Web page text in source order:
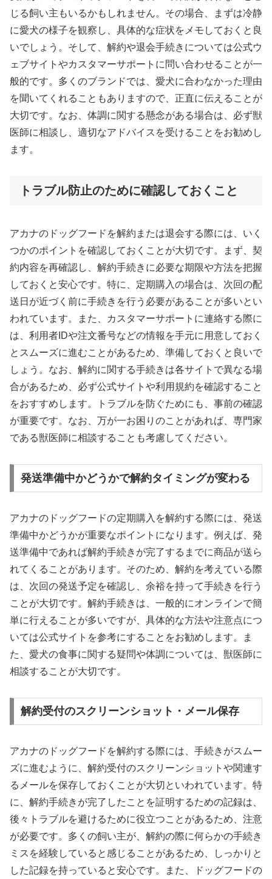
じる飼い主もいるかもしれません。その場合、まずは冷静
に愛犬の様子を観察し、具体的な症状をメモしておくと良
いでしょう。そして、解約や退会手続きについては公式ウ
ェブサイトやカスタマーサポートに問い合わせることが一
般的です。多くのブランドでは、愛犬に合わなかった理由
を聞いてくれることもありますので、正直に伝えることが
大切です。なお、体調に関する懸念がある場合は、必ず獣
医師に相談し、適切なアドバイスを受けることをお勧めし
ます。
トラブル防止のために確認しておくこと
アカナのドッグフードを解約または退会する際には、いく
つかのポイントを確認しておくことが大切です。まず、契
約内容を再確認し、解約手続きに必要な期限や方法を把握
しておくと安心です。特に、定期購入の場合は、次回の配
送日が近づく前に手続きを行う必要があることが多いとい
われています。また、カスタマーサポートに連絡する際に
は、利用者IDや注文番号などの情報を手元に用意しておく
とスムーズに進むことがあるため、準備しておくと良いで
しょう。なお、解約に関する手続きは各サイトで異なる場
合があるため、必ず公式サイトや利用規約を確認すること
をおすすめします。トラブルを防ぐためにも、事前の確認
が重要です。なお、万が一お困りのことがあれば、専門家
である獣医師に相談することも考慮してください。
発送準備中かどうかで解約タイミングが変わる
アカナのドッグフードの定期購入を解約する際には、発送
準備中かどうかが重要なポイントになります。例えば、発
送準備中であれば解約手続きが完了するまでに商品が送ら
れてくることがあります。そのため、解約を考えている際
は、次回の発送予定を確認し、余裕を持って手続きを行う
ことが大切です。解約手続きは、一般的にオンラインで簡
単に行えることが多いですが、具体的な方法や注意点につ
いては公式サイトを参考にすることをお勧めします。ま
た、愛犬の食事に関する疑問や体調については、獣医師に
相談することが大切です。
解約受付のスクリーンショット・メール保存
アカナのドッグフードを解約する際には、手続きがスムー
ズに進むように、解約受付のスクリーンショットや関連す
るメールを保存しておくことが大切といわれています。特
に、解約手続きが完了したことを証明するための記録は、
後々トラブルを避けるために役立つことがあるため、注意
が必要です。多くの飼い主が、解約の際に何らかの手続き
ミスを経験していると感じることがあるため、しっかりと
した記録を持っていると安心です。また、ドッグフードの